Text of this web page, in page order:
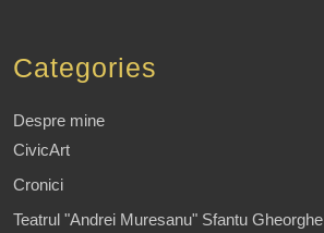
Categories
Despre mine
CivicArt
Cronici
Teatrul "Andrei Muresanu" Sfantu Gheorghe